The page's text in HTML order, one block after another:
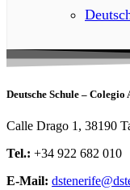
Deutsche Schule – Colegio
Calle Drago 1, 38190
Tel.: +34 922 682 010
E-Mail: